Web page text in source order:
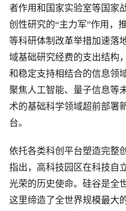
者作用和国家实验室等国家
创性研究的“主力军”作用，
等科研体制改革举措加速落
域基础研究经费的支出结构
和稳定支持相结合的信息领
聚焦人工智能、量子信息等
术的基础科学领域超前部署
台。
依托各类科创平台塑造完整
指出，高科技园区在科技自
光荣的历史使命。硅谷是全
这里缔造了全世界规模最大